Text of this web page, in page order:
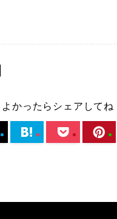
よかったらシェアしてね